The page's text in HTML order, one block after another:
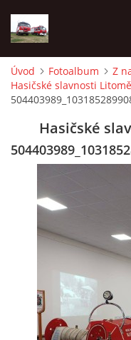
TECHNIKA
HISTORIE
ZÁSAHY
SYMBOLY
Úvod Fotoalbum
Z
Hasičské slavnosti
Hasičské